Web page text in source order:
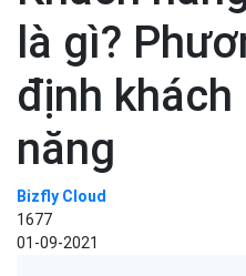
là gì?
định
năng
Bizfly Cloud
1677
01-09-2021